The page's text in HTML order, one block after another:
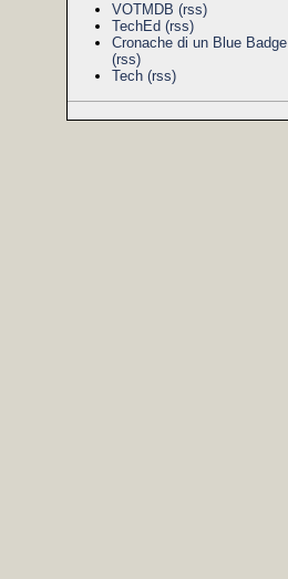
VOTMDB (rss)
TechEd (rss)
Cronache di un Blue Badge
(rss)
Tech (rss)